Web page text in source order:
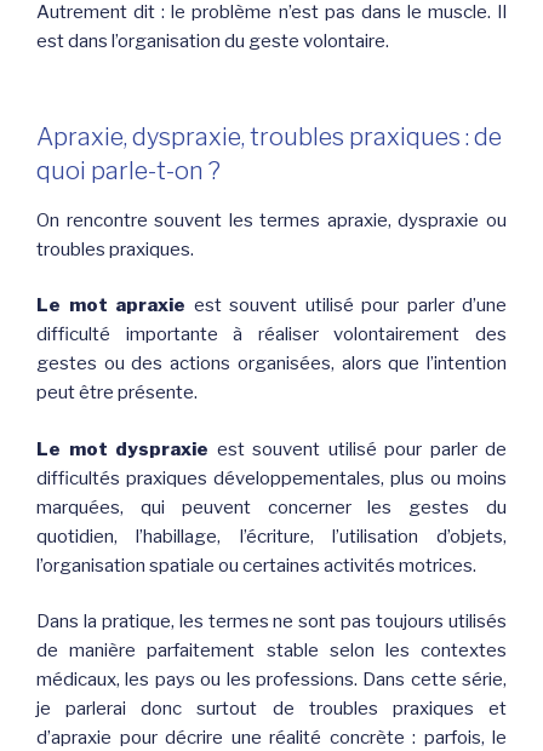
Autrement dit : le problème n’est pas dans le muscle. Il
est dans l’organisation du geste volontaire.
Apraxie, dyspraxie, troubles praxiques : de
quoi parle-t-on ?
On rencontre souvent les termes apraxie, dyspraxie ou
troubles praxiques.
Le mot apraxie est souvent utilisé pour parler d’une
difficulté importante à réaliser volontairement des
gestes ou des actions organisées, alors que l’intention
peut être présente.
Le mot dyspraxie est souvent utilisé pour parler de
difficultés praxiques développementales, plus ou moins
marquées, qui peuvent concerner les gestes du
quotidien, l’habillage, l’écriture, l’utilisation d’objets,
l’organisation spatiale ou certaines activités motrices.
Dans la pratique, les termes ne sont pas toujours utilisés
de manière parfaitement stable selon les contextes
médicaux, les pays ou les professions. Dans cette série,
je parlerai donc surtout de troubles praxiques et
d’apraxie pour décrire une réalité concrète : parfois, le